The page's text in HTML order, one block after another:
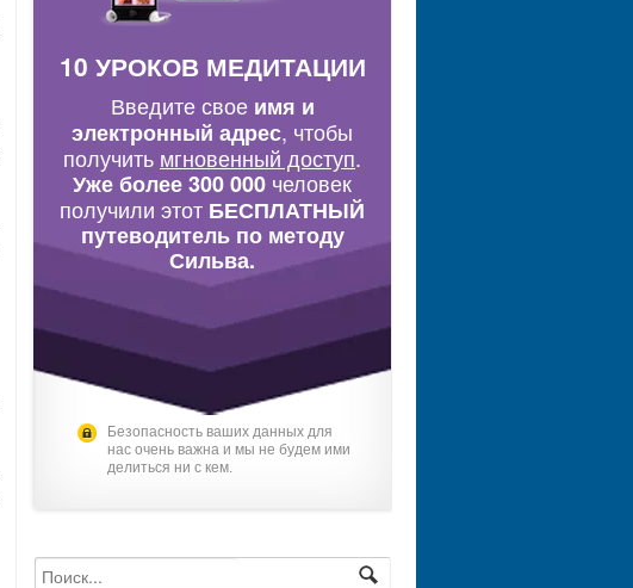
10 УРОКОВ МЕДИТАЦИИ
Введите свое имя и
электронный адрес, чтобы
получить мгновенный доступ.
Уже более 300 000 человек
получили этот БЕСПЛАТНЫЙ
путеводитель по методу
Сильва.
Безопасность ваших данных для
нас очень важна и мы не будем ими
делиться ни с кем.